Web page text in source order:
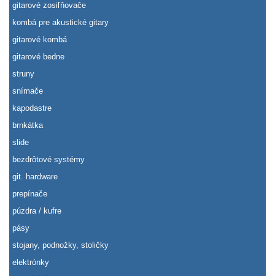
gitarové zosiľňovače
kombá pre akustické gitary
gitarové kombá
gitarové bedne
struny
snímače
kapodastre
brnkátka
slide
bezdrôtové systémy
git. hardware
prepínače
púzdra / kufre
pásy
stojany, podnožky, stoličky
elektrónky